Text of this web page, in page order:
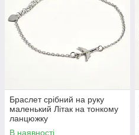
Браслет срібний на руку
маленький Літак на тонкому
ланцюжку
В наявності